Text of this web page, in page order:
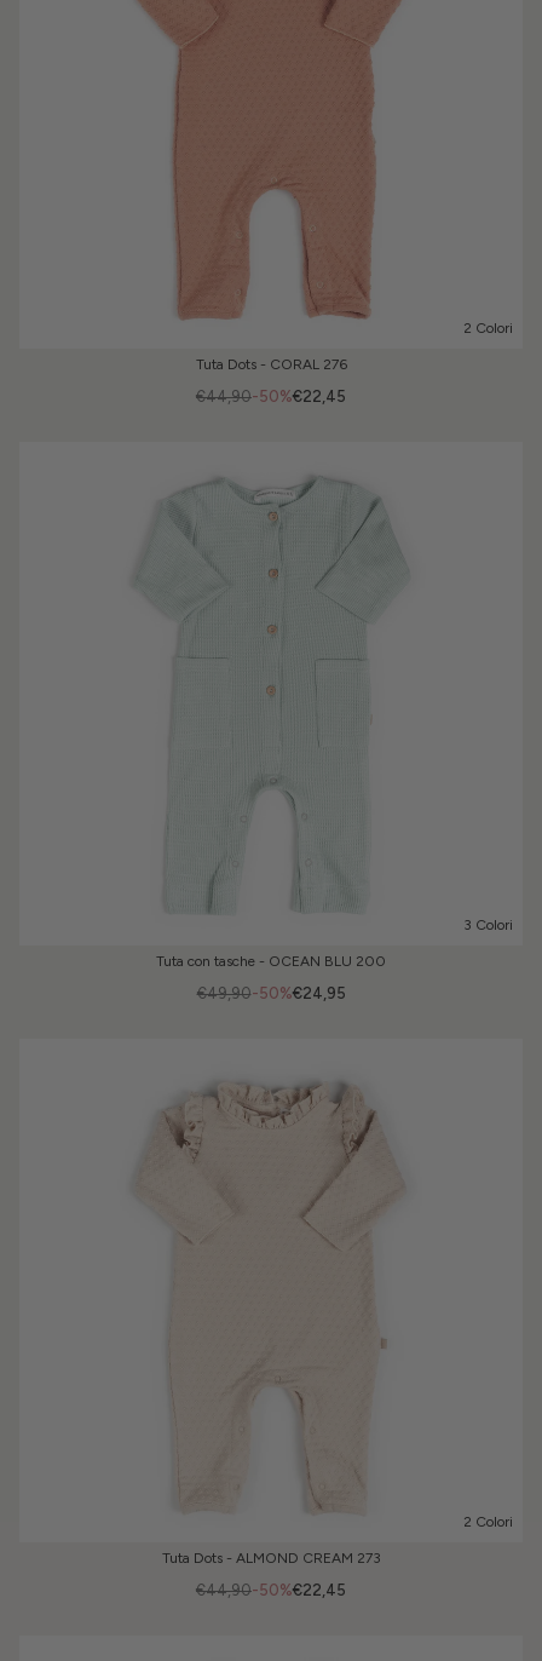
2 Colori
Tuta Dots - CORAL 276
-50%
€44,90 €22,45
3 Colori
Tuta con tasche - OCEAN BLU 200
-50%
€49,90 €24,95
2 Colori
Tuta Dots - ALMOND CREAM 273
-50%
€44,90 €22,45